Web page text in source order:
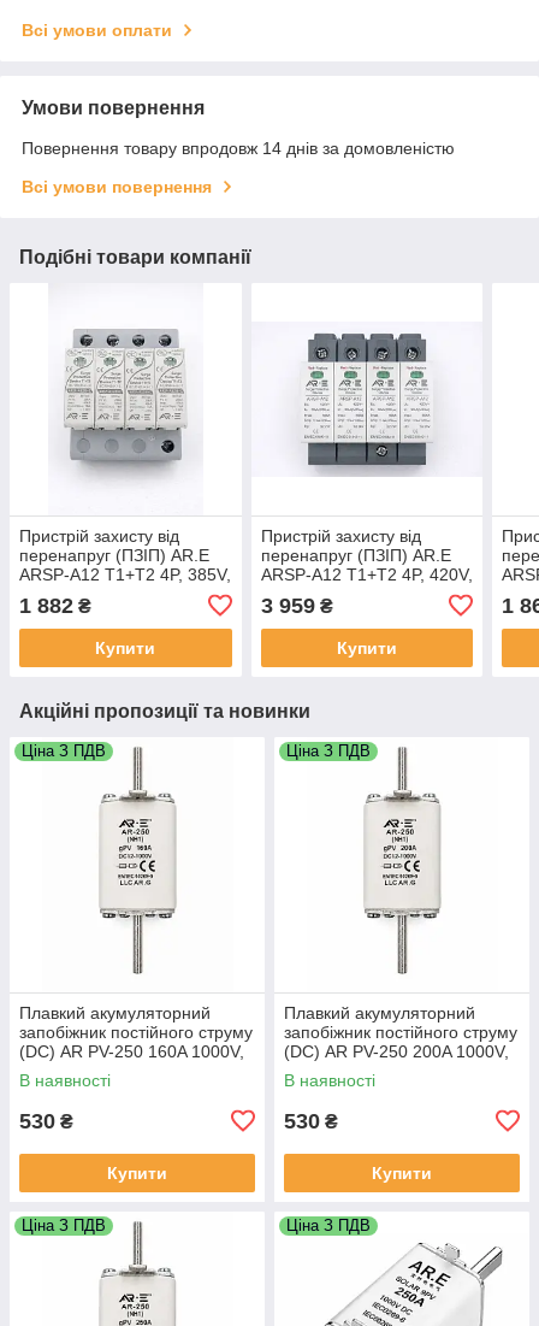
Всі умови оплати
Умови повернення
Повернення товару впродовж 14 днів за домовленістю
Всі умови повернення
Подібні товари компанії
Пристрій захисту від
перенапруг (ПЗІП) AR.E
ARSP-A12 T1+T2 4P, 385V,
1 882 ₴
Купити
Пристрій захисту від
перенапруг (ПЗІП) AR.E
ARSP-A12 T1+T2 4P, 420V,
3 959₴
Купити
1
Акційні пропозиції та новинки
Ціна З ПДВ
Плавкий акумуляторний
запобіжник постійного струму
(DC) AR PV-250 160A 1000V,
В наявності
530 ₴
Купити
Ціна З ПДВ
Плавкий акумуляторний
запобіжник постійного струму
(DC) AR PV-250 200A 1000V,
В наявності
530 ₴
Купити
Ціна З ПДВ Ціна З ПДВ